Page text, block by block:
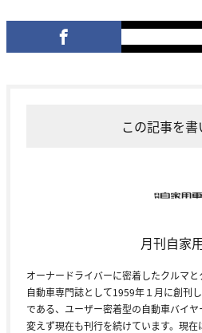
この記事を書
月刊自家
オーナードライバーに密着したクルマ
自動車専門誌として1959年１月に創刊
である、ユーザー密着型の自動車バイ
変えず現在も刊行を続けています。現